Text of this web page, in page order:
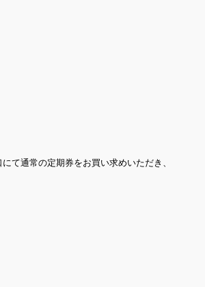
て通常の定期券をお買い求めいただき、